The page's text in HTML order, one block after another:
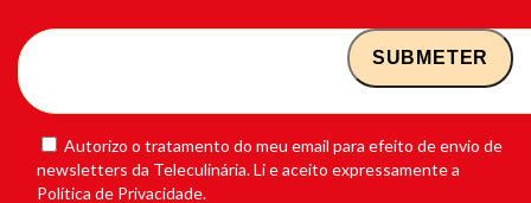
Autorizo o tratamento do meu email para efeito de envio de
newsletters da Teleculinária. Li e aceito expressamente a
Política de Privacidade.